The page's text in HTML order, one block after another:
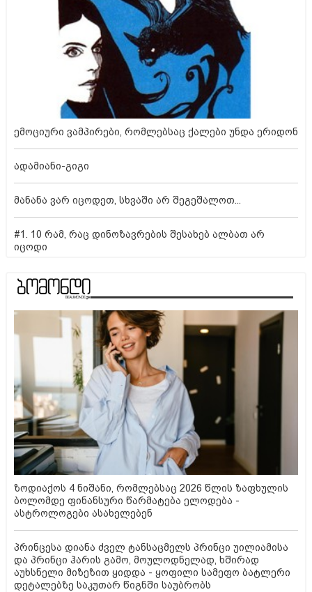
ემოციური ვამპირები, რომლებსაც ქალები უნდა ერიდონ
ადამიანი-გიგი
მანანა ვარ იცოდეთ, სხვაში არ შეგეშალოთ...
#1. 10 რამ, რაც დინოზავრების შესახებ ალბათ არ
იცოდი
ზოდიაქოს 4 ნიშანი, რომლებსაც 2026 წლის ზაფხულის
ბოლომდე ფინანსური წარმატება ელოდება -
ასტროლოგები ასახელებენ
პრინცესა დიანა ძველ ტანსაცმელს პრინცი უილიამისა
და პრინცი ჰარის გამო, მოულოდნელად, ხშირად
აუხსნელი მიზეზით ყიდდა - ყოფილი სამეფო ბატლერი
დეტალებზე საკუთარ წიგნში საუბრობს